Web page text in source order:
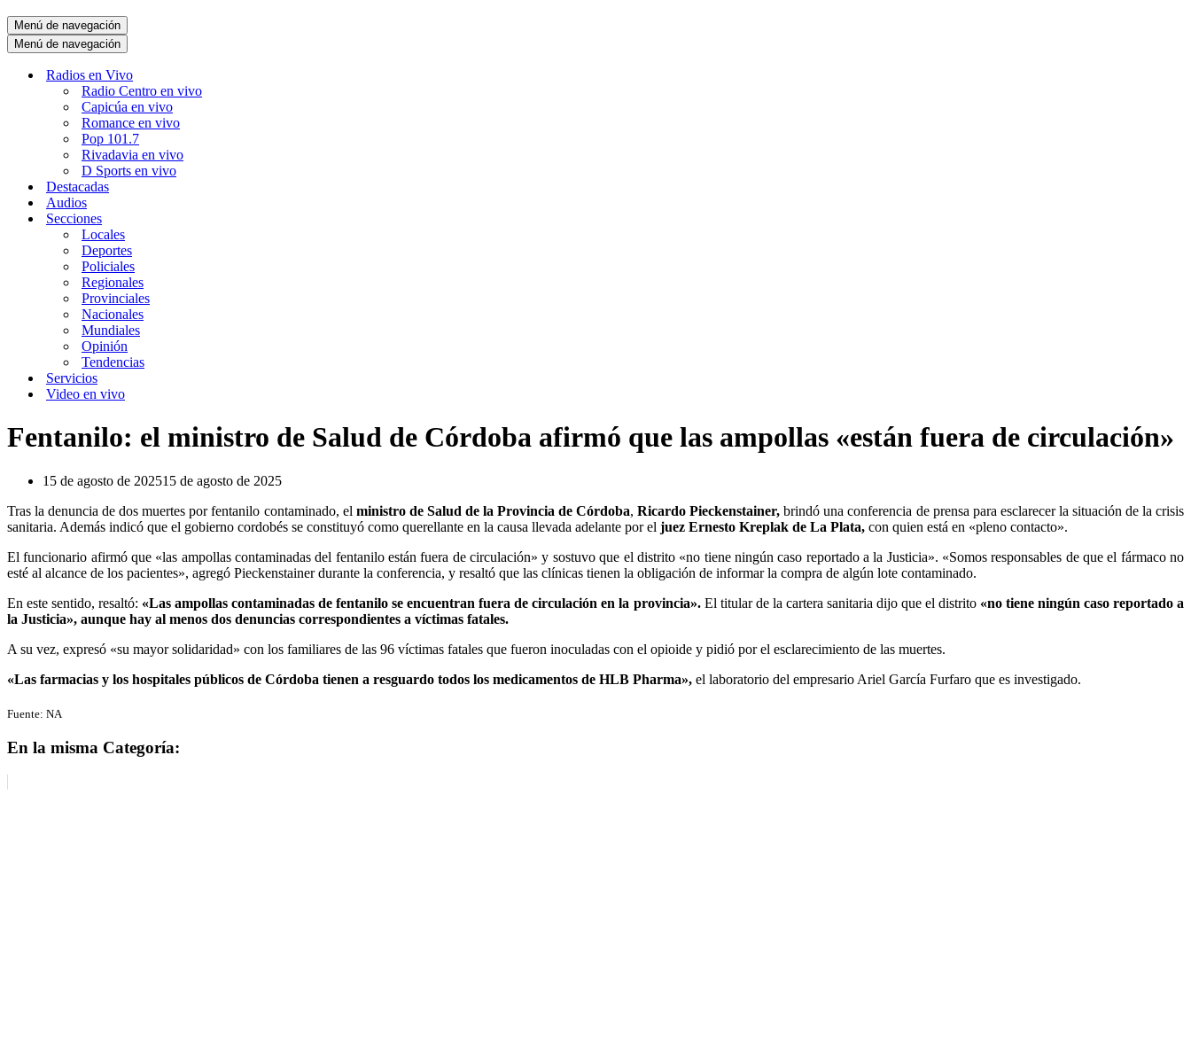
Menú de navegación
Menú de navegación
Radios en Vivo
Radio Centro en vivo
Capicúa en vivo
Romance en vivo
Pop 101.7
Rivadavia en vivo
D Sports en vivo
Destacadas
Audios
Secciones
Locales
Deportes
Policiales
Regionales
Provinciales
Nacionales
Mundiales
Opinión
Tendencias
Servicios
Video en vivo
Fentanilo: el ministro de Salud de Córdoba afirmó que las ampollas «están fuera de circulación»
15 de agosto de 202515 de agosto de 2025
Tras la denuncia de dos muertes por fentanilo contaminado, el ministro de Salud de la Provincia de Córdoba,Ricardo Pieckenstainer, brindó una conferencia de prensa para esclarecer la situación de la crisis
sanitaria. Además indicó que el gobierno cordobés se constituyó como querellante en la causa llevada adelante por el juez Ernesto Kreplak de La Plata, con quien está en «pleno contacto».
El funcionario afirmó que «las ampollas contaminadas del fentanilo están fuera de circulación» y sostuvo que el distrito «no tiene ningún caso reportado a la Justicia». «Somos responsables de que el fármaco no
esté al alcance de los pacientes», agregó Pieckenstainer durante la conferencia, y resaltó que las clínicas tienen la obligación de informar la compra de algún lote contaminado.
En este sentido, resaltó: «Las ampollas contaminadas de fentanilo se encuentran fuera de circulación en la provincia». El titular de la cartera sanitaria dijo que el distrito«no tiene ningún caso reportado a
la Justicia», aunque hay al menos dos denuncias correspondientes a víctimas fatales.
A su vez, expresó «su mayor solidaridad» con los familiares de las 96 víctimas fatales que fueron inoculadas con el opioide y pidió por el esclarecimiento de las muertes.
«Las farmacias y los hospitales públicos de Córdoba tienen a resguardo todos los medicamentos de HLB Pharma», el laboratorio del empresario Ariel García Furfaro que es investigado.
Fuente: NA
En la misma Categoría: